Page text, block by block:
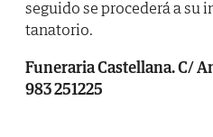
seguido se procederá a su
tanatorio.
Funeraria Castellana. C/
983 251225